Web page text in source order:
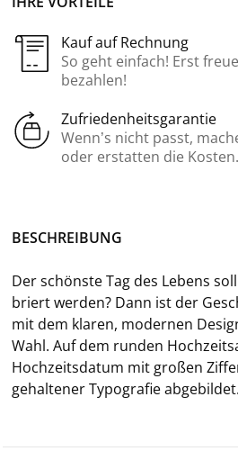
Kauf auf Rechnung
So geht einfach! Erst
bezahlen!
Zufriedenheitsgarantie
Wenn’s nicht passt,
oder erstatten die Kosten.
BE­SCHREI­BUNG
Der schöns­te Tag des Le­bens
briert wer­den? Dann ist der
mit dem kla­ren, mo­der­nen
Wahl. Auf dem run­den
Hoch­zeits­da­tum mit gro­ßen
ge­hal­te­ner Ty­po­gra­fie ab­ge­bil­det.